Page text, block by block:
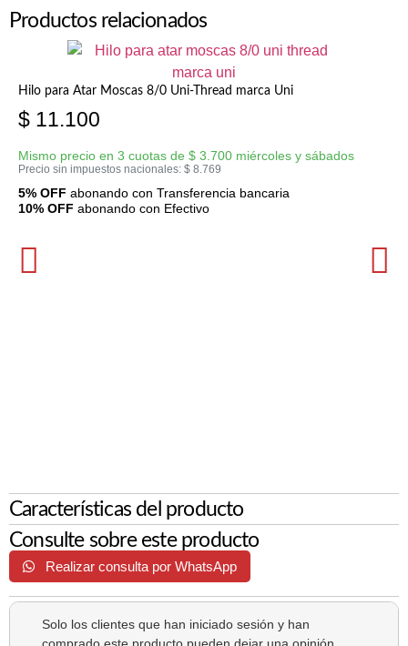
Productos relacionados
Hilo para Atar Moscas 8/0 Uni-Thread marca Uni
$ 11.100
Mismo precio en 3 cuotas de $ 3.700 miércoles y sábados
Precio sin impuestos nacionales: $ 8.769
5% OFF abonando con Transferencia bancaria
10% OFF abonando con Efectivo
Características del producto
Consulte sobre este producto
Realizar consulta por WhatsApp
Solo los clientes que han iniciado sesión y han